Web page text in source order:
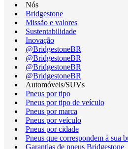
Nós
Bridgestone
Missão e valores
Sustentabilidade
Inovação
@BridgestoneBR
@BridgestoneBR
@BridgestoneBR
@BridgestoneBR
Automóveis/SUVs
Pneus por tipo
Pneus por tipo de veículo
Pneus por marca
Pneus por veículo
Pneus por cidade
Pneus que correspondem à sua
Garantias de pneus Bridgestone